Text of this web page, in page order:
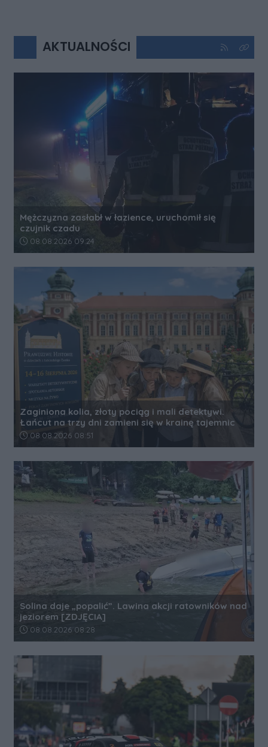
AKTUALNOŚCI Kliknij aby
Kliknij
Mężczyzna zasłabł w łazience, uruchomił się
czujnik czadu
Data dodania artykułu:
08.08.2026 09:24
Zaginiona kolia, złoty pociąg i mali detektywi.
Łańcut na trzy dni zamieni się w krainę tajemnic
Data dodania artykułu:
08.08.2026 08:51
Solina daje „popalić”. Lawina akcji ratowników nad
jeziorem [ZDJĘCIA]
Data dodania artykułu:
08.08.2026 08:28